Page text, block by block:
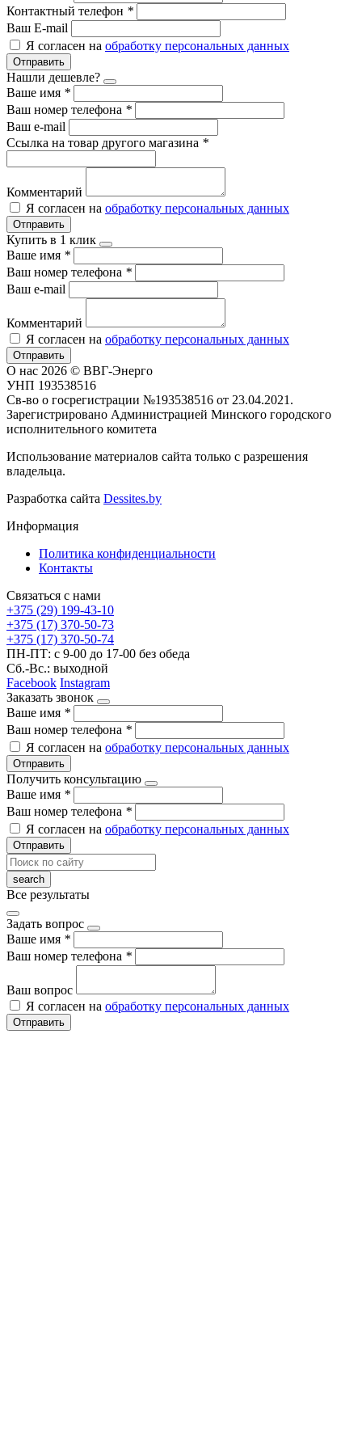
Контактный телефон *
Ваш E-mail
Я согласен на обработку персональных данных
Отправить
Нашли дешевле?
Ваше имя *
Ваш номер телефона *
Ваш e-mail
Ссылка на товар другого магазина *
Комментарий
Я согласен на обработку персональных данных
Отправить
Купить в 1 клик
Ваше имя *
Ваш номер телефона *
Ваш e-mail
Комментарий
Я согласен на обработку персональных данных
Отправить
О нас 2026 © ВВГ-Энерго
УНП 193538516
Св-во о госрегистрации №193538516 от 23.04.2021.
Зарегистрировано Администрацией Минского городского
исполнительного комитета
Использование материалов сайта только с разрешения
владельца.
Разработка сайта Dessites.by
Информация
Политика конфиденциальности
Контакты
Связаться с нами
+375 (29) 199-43-10
+375 (17) 370-50-73
+375 (17) 370-50-74
ПН-ПТ: с 9-00 до 17-00 без обеда
Сб.-Вс.: выходной
Facebook Instagram
Заказать звонок
Ваше имя *
Ваш номер телефона *
Я согласен на обработку персональных данных
Отправить
Получить консультацию
Ваше имя *
Ваш номер телефона *
Я согласен на обработку персональных данных
Отправить
Все результаты
Задать вопрос
Ваше имя *
Ваш номер телефона *
Ваш вопрос
Я согласен на обработку персональных данных
Отправить